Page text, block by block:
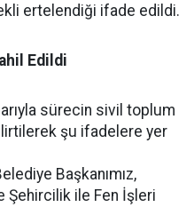
ertelendiği ifade edildi.
Edildi
sürecin sivil toplum
şu ifadelere yer
Başkanımız,
Şehircilik ile Fen İşleri